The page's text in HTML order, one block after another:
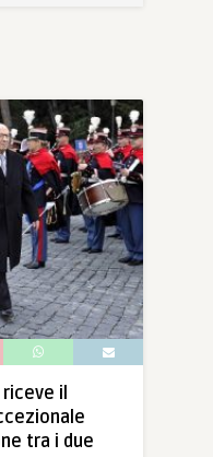
il
tra i due